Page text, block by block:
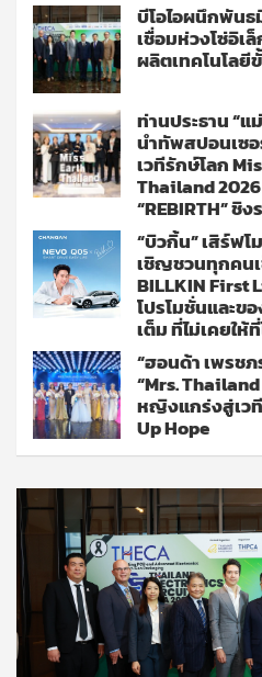
บีโอไอผนึกพันธ
เชื่อมห่วงโซ่อิเ
ผลิตเทคโนโลยี
ท่านประธาน “แ
นำทัพสปอนเซ
เวทีรักษ์โลก
Thailand
“REBIRTH” ชิ
“บิวกิ้น” เสิร์ฟ
เชิญชวนทุกคนเ
BILLKIN First
โปรโมชั่นและข
เต็ม ที่ไม่เคยให้
“ฮอนด้า เพรช
“Mrs.
หญิงแกร่งสู่เว
Up Hope